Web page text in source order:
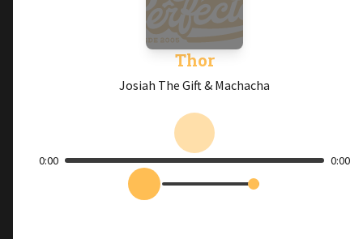
Thor
Josiah The Gift & Machacha
0:00 0:00